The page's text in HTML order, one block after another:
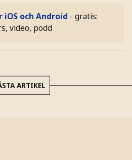
iOS och Android - gratis:
video, podd
ARTIKEL